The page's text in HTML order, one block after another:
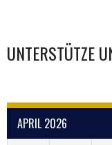
UNTERSTÜTZE
APRIL 2026